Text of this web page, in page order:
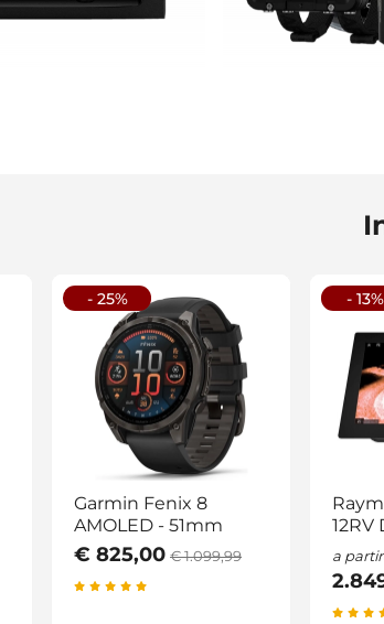
- 25%
Garmin Fenix 8
AMOLED - 51mm
€ 825,00 € 1.099,99
- 13%
12RV
eco/
a